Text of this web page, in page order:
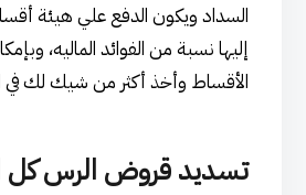
السداد ويكون الدفع علي هيئة
إليها نسبة من الفوائد الماليه،
الأقساط وأخذ أكثر من شيك لك في
تسديد قروض الرس كل